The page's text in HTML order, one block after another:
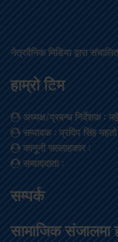
नेत्रदैनिक मिडिया द्वारा
हाम्रो टिम
अध्यक्ष/प्रबन्ध निर्देशक:
सम्पादक: प्रदिप सिंह महतो
कानूनी सल्लाहकार:
सम्वाददाता:
सम्पर्क
सामाजिक संजालमा